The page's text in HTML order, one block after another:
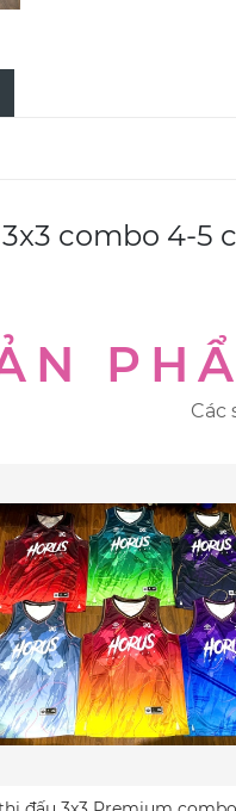
combo 4-5
Các